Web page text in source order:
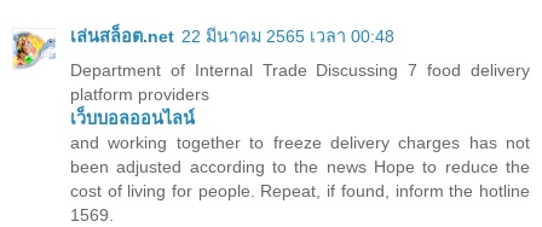
เล่นสล็อต.net 22 มีนาคม 2565 เวลา 00:48
Department of Internal Trade Discussing 7 food delivery
platform providers
เว็บบอลออนไลน์
and working together to freeze delivery charges has not
been adjusted according to the news Hope to reduce the
cost of living for people. Repeat, if found, inform the hotline
1569.